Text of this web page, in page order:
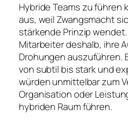
Hybride Teams zu führen
aus, weil Zwangsmacht
stärkende Prinzip
Mitarbeiter deshalb, ihre
Drohungen auszuführen.
von subtil bis stark und
würden unmittelbar zum
Organisation oder
hybriden Raum führen.